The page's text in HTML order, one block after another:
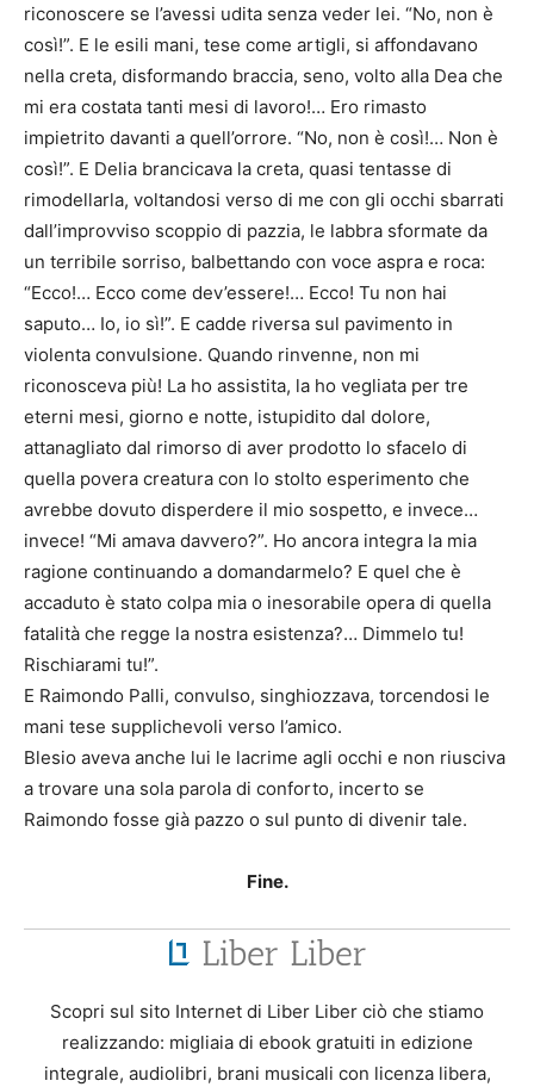
riconoscere se l’avessi udita senza veder lei. “No, non è
così!”. E le esili mani, tese come artigli, si affondavano
nella creta, disformando braccia, seno, volto alla Dea che
mi era costata tanti mesi di lavoro!… Ero rimasto
impietrito davanti a quell’orrore. “No, non è così!… Non è
così!”. E Delia brancicava la creta, quasi tentasse di
rimodellarla, voltandosi verso di me con gli occhi sbarrati
dall’improvviso scoppio di pazzia, le labbra sformate da
un terribile sorriso, balbettando con voce aspra e roca:
“Ecco!… Ecco come dev’essere!… Ecco! Tu non hai
saputo… Io, io sì!”. E cadde riversa sul pavimento in
violenta convulsione. Quando rinvenne, non mi
riconosceva più! La ho assistita, la ho vegliata per tre
eterni mesi, giorno e notte, istupidito dal dolore,
attanagliato dal rimorso di aver prodotto lo sfacelo di
quella povera creatura con lo stolto esperimento che
avrebbe dovuto disperdere il mio sospetto, e invece…
invece! “Mi amava davvero?”. Ho ancora integra la mia
ragione continuando a domandarmelo? E quel che è
accaduto è stato colpa mia o inesorabile opera di quella
fatalità che regge la nostra esistenza?… Dimmelo tu!
Rischiarami tu!”.
E Raimondo Palli, convulso, singhiozzava, torcendosi le
mani tese supplichevoli verso l’amico.
Blesio aveva anche lui le lacrime agli occhi e non riusciva
a trovare una sola parola di conforto, incerto se
Raimondo fosse già pazzo o sul punto di divenir tale.
Fine.
Scopri sul sito Internet di Liber Liber ciò che stiamo
realizzando: migliaia di ebook gratuiti in edizione
integrale, audiolibri, brani musicali con licenza libera,